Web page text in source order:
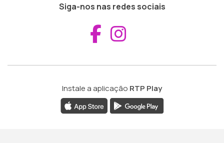
Siga-nos nas redes sociais
Aceder ao
Instale a aplicação RTP Play